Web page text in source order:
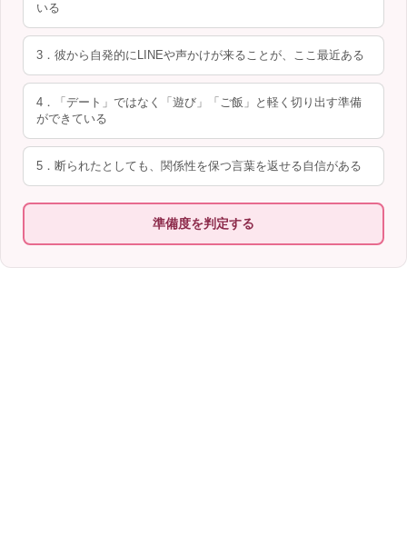
いる
3．彼から自発的にLINEや声かけが来ることが、ここ最近ある
4．「デート」ではなく「遊び」「ご飯」と軽く切り出す準備
ができている
5．断られたとしても、関係性を保つ言葉を返せる自信がある
準備度を判定する